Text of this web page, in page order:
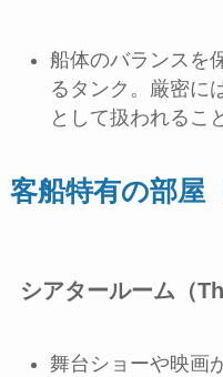
船体のバランスを
るタンク。厳密に
として扱われるこ
客船特有の部屋
シアタールーム（
舞台ショーや映画